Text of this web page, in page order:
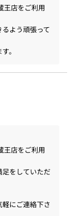
王店をご利用
よう頑張って
。
王店をご利用
をしていただ
にご連絡下さ